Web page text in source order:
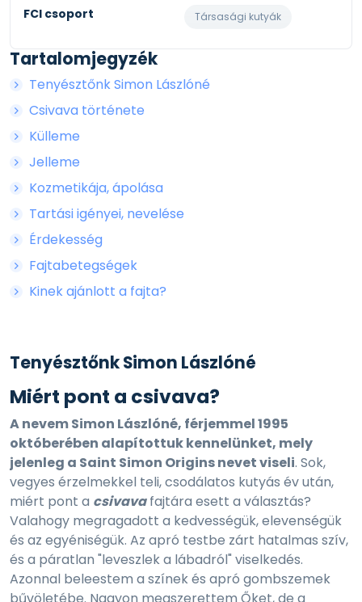
FCI csoport Társasági kutyák
Tartalomjegyzék
Tenyésztőnk Simon Lászlóné
Csivava története
Külleme
Jelleme
Kozmetikája, ápolása
Tartási igényei, nevelése
Érdekesség
Fajtabetegségek
Kinek ajánlott a fajta?
Tenyésztőnk Simon Lászlóné
Miért pont a csivava?
A nevem Simon Lászlóné, férjemmel 1995
októberében alapítottuk kennelünket, mely
jelenleg a Saint Simon Origins nevet viseli. Sok,
vegyes érzelmekkel teli, csodálatos kutyás év után,
miért pont a csivavafajtára esett a választás?
Valahogy megragadott a kedvességük, elevenségük
és az egyéniségük. Az apró testbe zárt hatalmas szív,
és a páratlan "leveszlek a lábadról" viselkedés.
Azonnal beleestem a színek és apró gombszemek
bűvöletébe. Nagyon megszerettem Őket, de a